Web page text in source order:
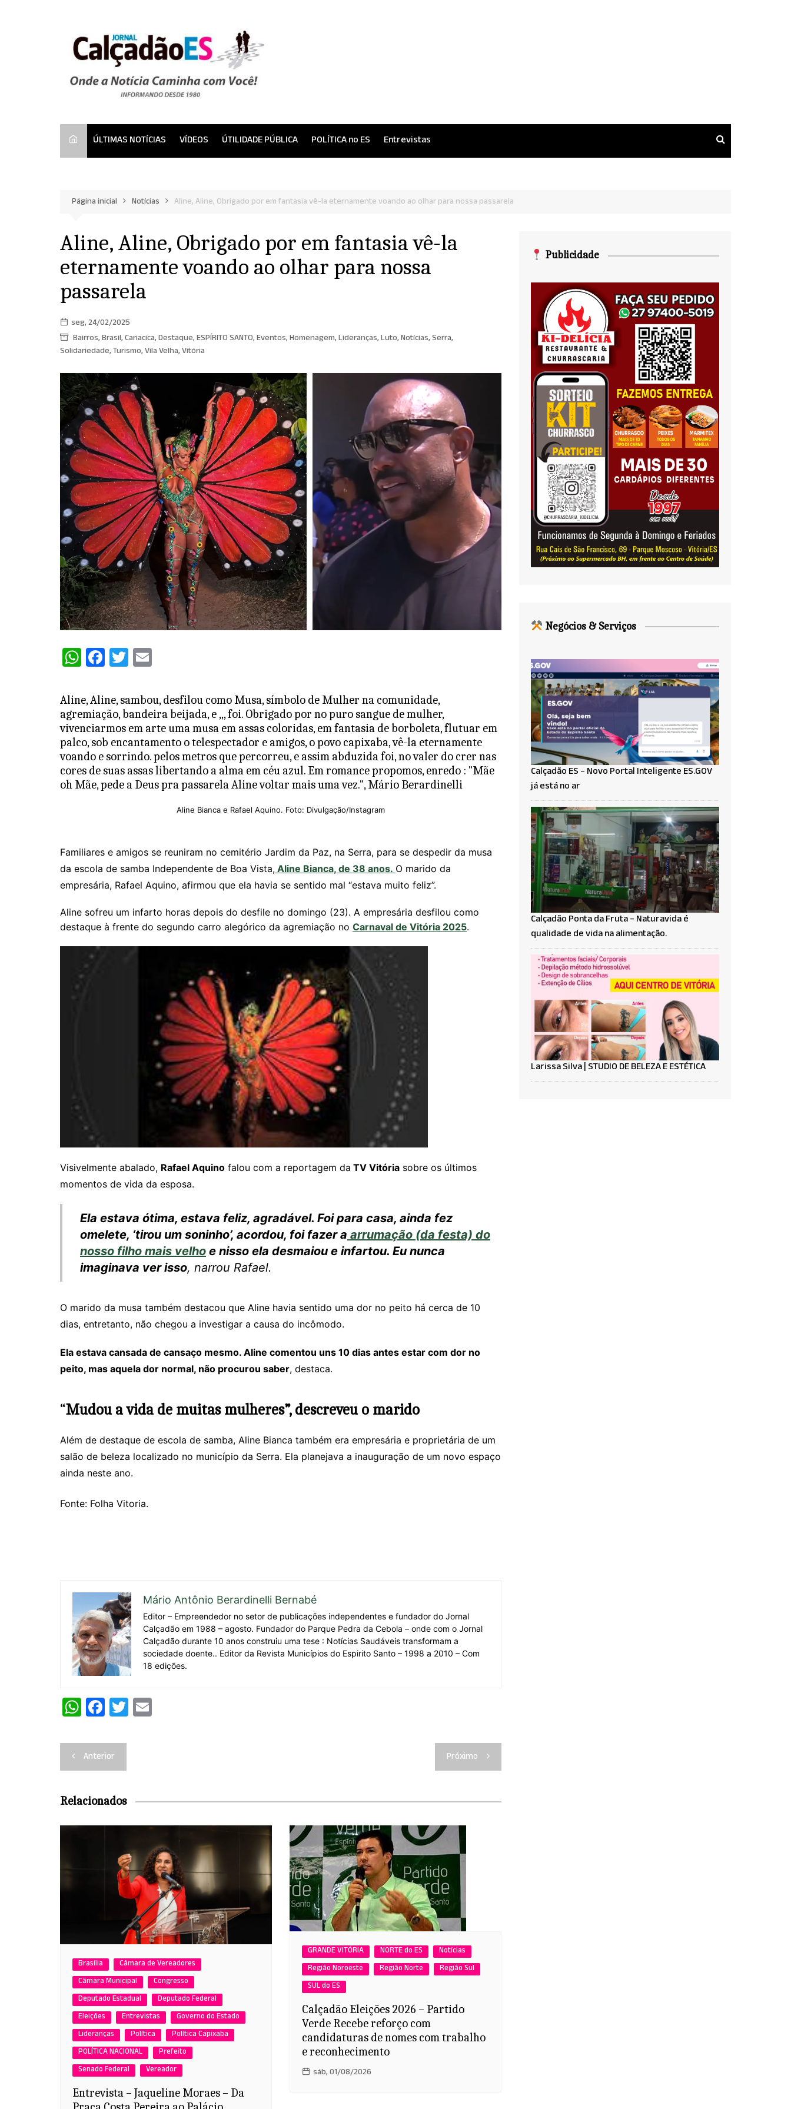
ÚLTIMAS NOTÍCIAS VÍDEOS ÚTILIDADE PÚBLICA POLÍTICA no ES Entrevistas
Página inicial Notícias Aline, Aline, Obrigado por em fantasia vê-la eternamente voando ao olhar para nossa passarela
Aline, Aline, Obrigado por em fantasia vê-la
eternamente voando ao olhar para nossa
passarela
seg, 24/02/2025
Bairros,Brasil,Cariacica,Destaque,ESPÍRITO SANTO,Eventos,Homenagem,Lideranças,Luto,Notícias,Serra,
Solidariedade,Turismo,Vila Velha,Vitória
W
at
s
A
p
p
F
c
e
b
o
o
k
T
itt
er
ai
l
Aline, Aline, sambou, desfilou como Musa, símbolo de Mulher na comunidade,
agremiação, bandeira beijada, e ,,, foi. Obrigado por no puro sangue de mulher,
vivenciarmos em arte uma musa em assas coloridas, em fantasia de borboleta, flutuar em
palco, sob encantamento o telespectador e amigos, o povo capixaba, vê-la eternamente
voando e sorrindo. pelos metros que percorreu, e assim abduzida foi, no valer do crer nas
cores de suas assas libertando a alma em céu azul. Em romance propomos, enredo : "Mãe
oh Mãe, pede a Deus pra passarela Aline voltar mais uma vez.", Mário Berardinelli
Aline Bianca e Rafael Aquino. Foto: Divulgação/Instagram
Familiares e amigos se reuniram no cemitério Jardim da Paz, na Serra, para se despedir da musa
da escola de samba Independente de Boa Vista, Aline Bianca, de 38 anos. O marido da
empresária, Rafael Aquino, afirmou que ela havia se sentido mal “estava muito feliz”.
Aline sofreu um infarto horas depois do desfile no domingo (23). A empresária desfilou como
destaque à frente do segundo carro alegórico da agremiação no Carnaval de Vitória 2025.
Visivelmente abalado, Rafael Aquino falou com a reportagem da TV Vitória sobre os últimos
momentos de vida da esposa.
Ela estava ótima, estava feliz, agradável. Foi para casa, ainda fez
omelete, ‘tirou um soninho’, acordou, foi fazer a arrumação (da festa) do
nosso filho mais velho e nisso ela desmaiou e infartou. Eu nunca
imaginava ver isso, narrou Rafael.
O marido da musa também destacou que Aline havia sentido uma dor no peito há cerca de 10
dias, entretanto, não chegou a investigar a causa do incômodo.
Ela estava cansada de cansaço mesmo. Aline comentou uns 10 dias antes estar com dor no
peito, mas aquela dor normal, não procurou saber, destaca.
“Mudou a vida de muitas mulheres”, descreveu o marido
Além de destaque de escola de samba, Aline Bianca também era empresária e proprietária de um
salão de beleza localizado no município da Serra. Ela planejava a inauguração de um novo espaço
ainda neste ano.
Fonte: Folha Vitoria.
Mário Antônio Berardinelli Bernabé
Editor – Empreendedor no setor de publicações independentes e fundador do Jornal
Calçadão em 1988 – agosto. Fundador do Parque Pedra da Cebola – onde com o Jornal
Calçadão durante 10 anos construiu uma tese : Notícias Saudáveis transformam a
sociedade doente.. Editor da Revista Municípios do Espirito Santo – 1998 a 2010 – Com
18 edições.
W
at
s
p
p
F
c
e
o
o
T
Navegação
de
Post
Anterior Próximo
Relacionados
Brasília
Câmara de Vereadores
Câmara Municipal
Congresso
Deputado Estadual
Deputado Federal
Eleições
Entrevistas
Governo do Estado
Lideranças
Política
Política Capixaba
POLÍTICA NACIONAL
Prefeito
Senado Federal
Vereador
Entrevista – Jaqueline Moraes – Da
GRANDE VITÓRIA NORTE do ES
Notícias
Região Noroeste
Região Norte
Região Sul
SUL do ES
Calçadão Eleições 2026 – Partido
Verde Recebe reforço com
candidaturas de nomes com trabalho
e reconhecimento
sáb, 01/08/2026
Publicidade
Negócios & Serviços
Calçadão ES – Novo Portal Inteligente ES.GOV
já está no ar
Calçadão Ponta da Fruta – Naturavida é
qualidade de vida na alimentação.
Larissa Silva | STUDIO DE BELEZA E ESTÉTICA